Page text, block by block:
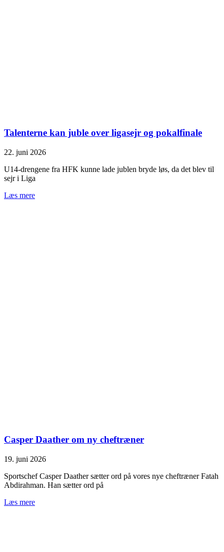
Talenterne kan juble over ligasejr og pokalfinale
22. juni 2026
U14-drengene fra HFK kunne lade jublen bryde løs, da det blev til
sejr i Liga
Læs mere
Casper Daather om ny cheftræner
19. juni 2026
Sportschef Casper Daather sætter ord på vores nye cheftræner Fatah
Abdirahman. Han sætter ord på
Læs mere